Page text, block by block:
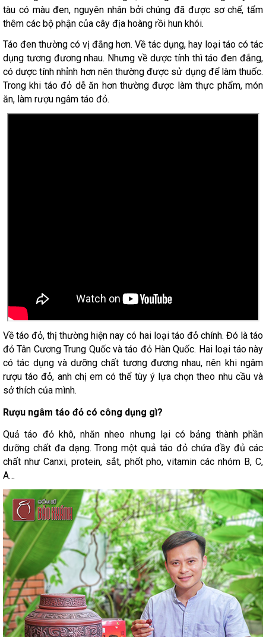
tàu có màu đen, nguyên nhân bởi chúng đã được sơ chế, tẩm
thêm các bộ phận của cây địa hoàng rồi hun khói.
Táo đen thường có vị đắng hơn. Về tác dụng, hay loại táo có tác
dụng tương đương nhau. Nhưng về dược tính thì táo đen đắng,
có dược tính nhỉnh hơn nên thường được sử dụng để làm thuốc.
Trong khi táo đỏ dễ ăn hơn thường được làm thực phẩm, món
ăn, làm rượu ngâm táo đỏ.
Về táo đỏ, thị thường hiện nay có hai loại táo đỏ chính. Đó là táo
đỏ Tân Cương Trung Quốc và táo đỏ Hàn Quốc. Hai loại táo này
có tác dụng và dưỡng chất tương đương nhau, nên khi ngâm
rượu táo đỏ, anh chị em có thể tùy ý lựa chọn theo nhu cầu và
sở thích của mình.
Rượu ngâm táo đỏ có công dụng gì?
Quả táo đỏ khô, nhăn nheo nhưng lại có bảng thành phần
dưỡng chất đa dạng. Trong một quả táo đỏ chứa đầy đủ các
chất như Canxi, protein, sắt, phốt pho, vitamin các nhóm B, C,
A…